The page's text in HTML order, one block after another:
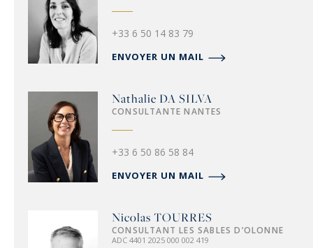
+33 6 50 14 83 79
ENVOYER UN MAIL
Nathalie DA SILVA
CONSULTANTE NANTES
+33 6 50 86 58 84
ENVOYER UN MAIL
Nicolas TOURRES
CONSULTANT LES SABLES D’OLONNE
ADC 4401 2025 000 002 419